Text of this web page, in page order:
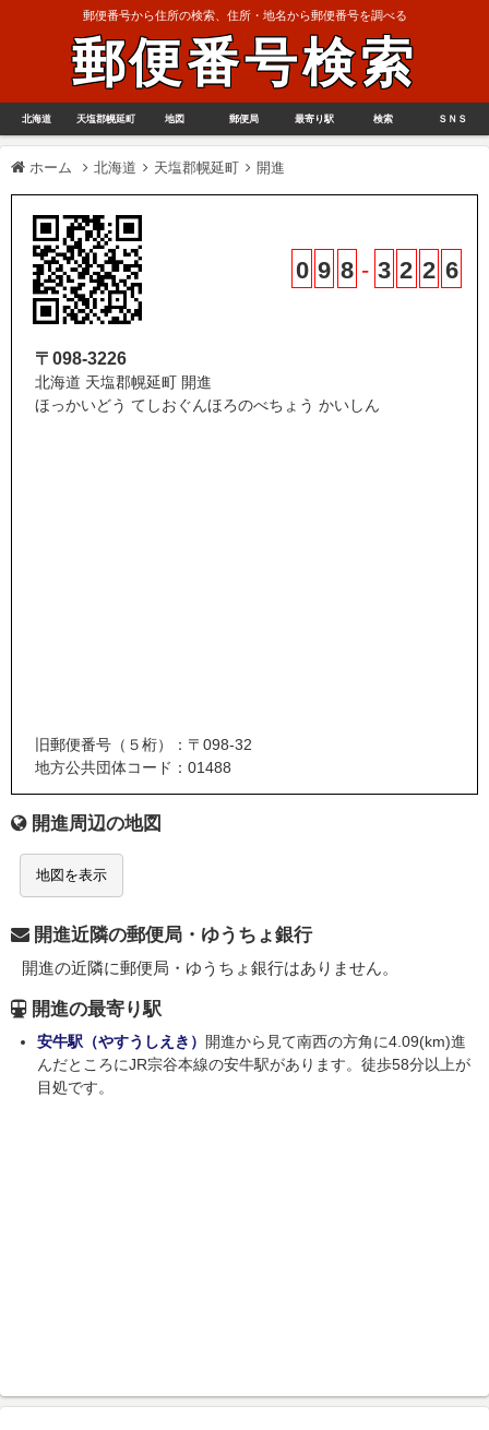
郵便番号から住所の検索、住所・地名から郵便番号を調べる
郵便番号検索
北海道 天塩郡幌延町 地図 郵便局 最寄り駅 検索 ＳＮＳ
ホーム 北海道 天塩郡幌延町 開進
0 9 8 - 3 2 2 6
〒098-3226
北海道 天塩郡幌延町 開進
ほっかいどう てしおぐんほろのべちょう かいしん
旧郵便番号（５桁）：〒098-32
地方公共団体コード：01488
開進周辺の地図
地図を表示
開進近隣の郵便局・ゆうちょ銀行
開進の近隣に郵便局・ゆうちょ銀行はありません。
開進の最寄り駅
安牛駅（やすうしえき）
開進から見て南西の方角に4.09(km)進
んだところにJR宗谷本線の安牛駅があります。徒歩58分以上が
目処です。